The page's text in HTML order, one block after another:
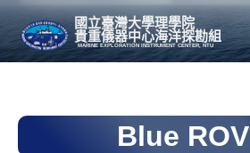
國立臺灣大學理學院
貴重儀器中心海洋探勘組
MARINE EXPLORATION INSTRUMENT CENTER, NTU
Blue ROV